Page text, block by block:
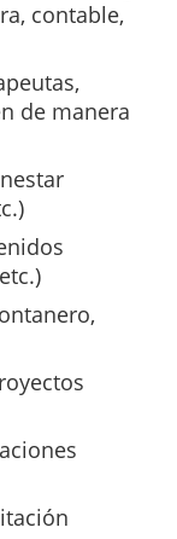
contable,
de manera